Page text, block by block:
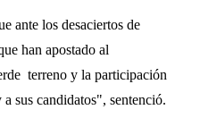
ante los desaciertos de
han apostado al
terreno y la participación
sus candidatos", sentenció.